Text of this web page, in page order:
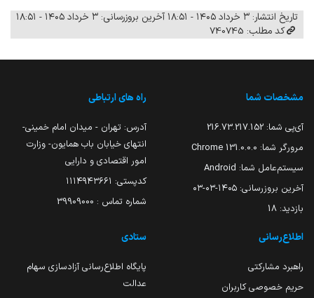
تاریخ انتشار: ۳ خرداد ۱۴۰۵ - ۱۸:۵۱
آخرین بروزرسانی: ۳ خرداد ۱۴۰۵ - ۱۸:۵۱
کد مطلب: 740745
مشخصات شما
آی‌پی شما: 216.73.217.152
مرورگر شما: 131.0.0.0 Chrome
سیستم‌عامل شما: Android
آخرین بروزرسانی: ۱۴۰۵-۰۳-۰۳
بازدید: 18
راه های ارتباطی
آدرس: تهران - میدان امام خمینی-
انتهای خیابان باب همایون- وزارت
امور اقتصادی و دارایی
کدپستی: ۱۱۱۴۹۴۳۶۶۱
شماره تماس : 39909000
اطلاع‌رسانی
راهبرد مشارکتی
حریم خصوصی کاربران
ستادی
پایگاه اطلاع‌رسانی آزادسازی سهام
عدالت